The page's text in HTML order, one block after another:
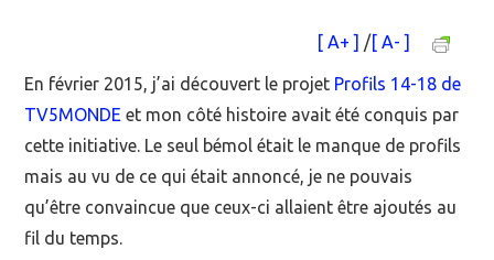
EVÉNEMENTS
DANS LA PRESSE
[ A+ ] /[ A- ]
En février 2015, j’ai découvert le projet Profils 14-18 de
TV5MONDE et mon côté histoire avait été conquis par
cette initiative. Le seul bémol était le manque de profils
mais au vu de ce qui était annoncé, je ne pouvais
qu’être convaincue que ceux-ci allaient être ajoutés au
fil du temps.